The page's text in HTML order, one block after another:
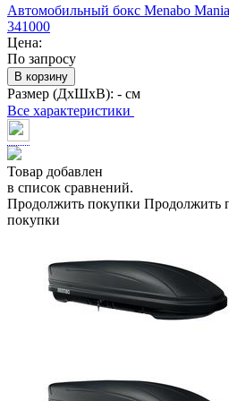
Автомобильный бокс Menabo
341000
Цена:
По запросу
В корзину
Размер (ДхШхВ): - см
Все характеристики
Товар добавлен
в список сравнений.
Продолжить покупки Продолжить
покупки